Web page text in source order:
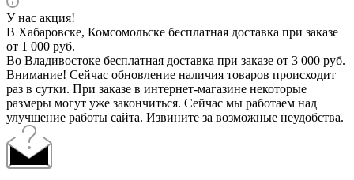
У нас акция!
В Хабаровске, Комсомольске бесплатная доставка при заказе
от 1 000 руб.
Во Владивостоке бесплатная доставка при заказе от 3 000 руб.
Внимание! Сейчас обновление наличия товаров происходит
раз в сутки. При заказе в интернет-магазине некоторые
размеры могут уже закончиться. Сейчас мы работаем над
улучшение работы сайта. Извините за возможные неудобства.